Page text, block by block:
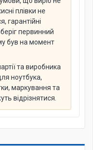
плівки не
гарантійні
первинний
був на момент
та виробника
ноутбука,
маркування та
відрізнятися.